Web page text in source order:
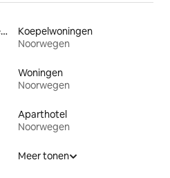
Accommodaties in appartementen met diensten
Koepelwoningen
Noorwegen
Woningen
Noorwegen
Aparthotel
Noorwegen
Meer tonen